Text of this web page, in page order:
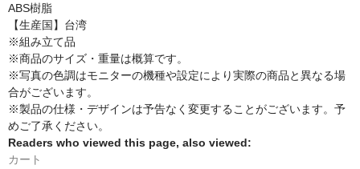
ABS樹脂
【生産国】台湾
※組み立て品
※商品のサイズ・重量は概算です。
※写真の色調はモニターの機種や設定により実際の商品と異なる場
合がございます。
※製品の仕様・デザインは予告なく変更することがございます。予
めご了承ください。
Readers who viewed this page, also viewed:
カート